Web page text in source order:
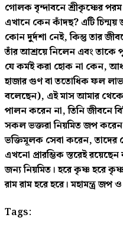
গোলক বৃন্দাবনে শ্রীকৃষ্ণের
এখানে কেন কাঁদছ? এটি
কোন দুর্দশা নেই, কিন্তু তার
তাঁর আশ্রয়ে নিলেন এবং তাকে
যে কর্মই করা হোক না কেন,
হাজার গুণ বা ততোধিক ফল
বলেছেন), এই মাস আমার থেকে
পালন করেন না, তিনি জীবনে
সকল ভক্তরা নিয়মিত জপ
ভক্তিমূলক সেবা করেন, তাদের
এখনো প্রারম্ভিক স্তরেই
জন্য নিয়মিত। হরে কৃষ্ণ হরে
রাম রাম হরে হরে। মহামন্ত্র জপ
Tags: